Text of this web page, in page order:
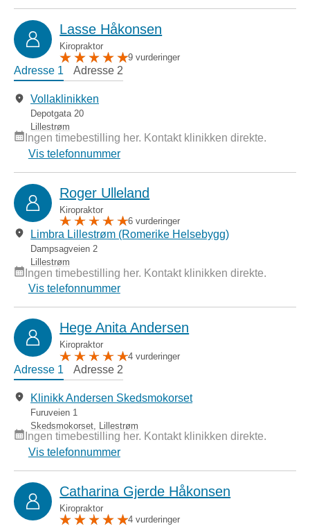
Lasse Håkonsen
Kiropraktor
9 vurderinger
Adresse 1 Adresse 2
Vollaklinikken
Depotgata 20
Lillestrøm
Ingen timebestilling her. Kontakt klinikken direkte.
Vis telefonnummer
Roger Ulleland
Kiropraktor
6 vurderinger
Limbra Lillestrøm (Romerike Helsebygg)
Dampsagveien 2
Lillestrøm
Ingen timebestilling her. Kontakt klinikken direkte.
Vis telefonnummer
Hege Anita Andersen
Kiropraktor
4 vurderinger
Adresse 1 Adresse 2
Klinikk Andersen Skedsmokorset
Furuveien 1
Skedsmokorset Lillestrøm
Ingen timebestilling her. Kontakt klinikken direkte.
Vis telefonnummer
Catharina Gjerde Håkonsen
Kiropraktor
4 vurderinger